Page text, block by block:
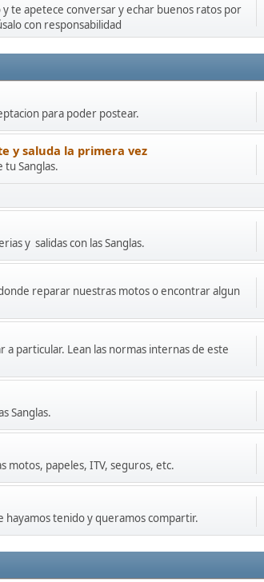
te apetece conversar y echar buenos ratos por
con responsabilidad
para poder postear.
y saluda la primera vez
tu Sanglas.
y salidas con las Sanglas.
reparar nuestras motos o encontrar algun
particular. Lean las normas internas de este
Sanglas.
motos, papeles, ITV, seguros, etc.
hayamos tenido y queramos compartir.